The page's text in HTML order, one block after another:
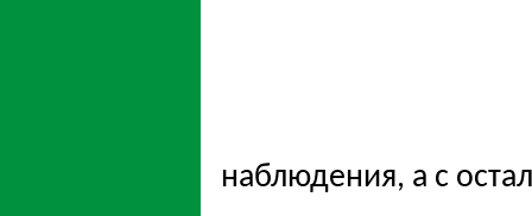
наблюдения, а с